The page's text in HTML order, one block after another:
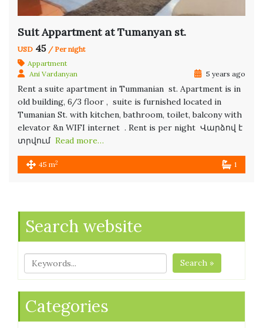
Suit Appartment at Tumanyan st.
USD 45 / Per night
Appartment
Ani Vardanyan
5 years ago
Rent a suite apartment in Tummanian st. Apartment is in
old building, 6/3 floor , suite is furnished located in
Tumanian St. with kitchen, bathroom, toilet, balcony with
elevator &n WIFI internet . Rent is per night Վարձով է
տրվում Read more…
45 m2 1
Search website
Search »
Categories